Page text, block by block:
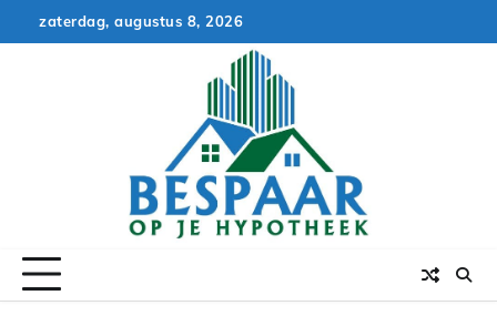
to
zaterdag, augustus 8, 2026